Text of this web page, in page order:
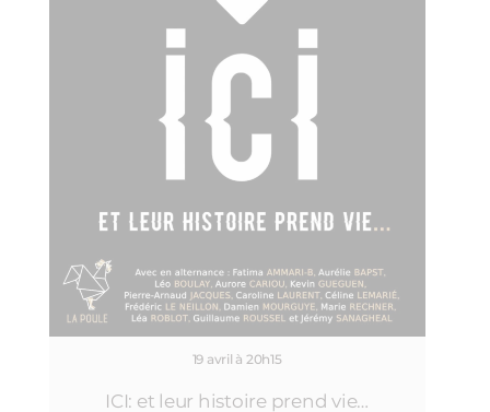
19 avril à 20h15
ICI: et leur histoire prend vie…